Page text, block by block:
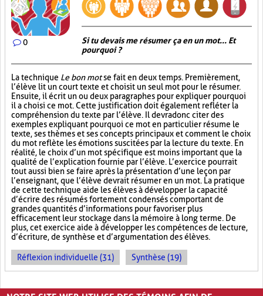
0
Si tu devais me résumer ça en un mot... Et
pourquoi ?
La technique Le bon motse fait en deux temps. Premièrement,
l’élève lit un court texte et choisit un seul mot pour le résumer.
Ensuite, il écrit un ou deux paragraphes pour expliquer pourquoi
il a choisi ce mot. Cette justification doit également refléter la
compréhension du texte par l’élève. Il devra donc citer des
exemples expliquant pourquoi ce mot en particulier résume le
texte, ses thèmes et ses concepts principaux et comment le choix
du mot reflète les émotions suscitées par la lecture du texte. En
réalité, le choix d’un mot spécifique est moins important que la
qualité de l’explication fournie par l’élève. L’exercice pourrait
tout aussi bien se faire après la présentation d’une leçon par
l’enseignant, que l’élève devrait résumer en un mot. La pratique
de cette technique aide les élèves à développer la capacité
d’écrire des résumés fortement condensés comportant de
grandes quantités d’informations pour favoriser plus
efficacement leur stockage dans la mémoire à long terme. De
plus, cet exercice aide à développer les compétences de lecture,
d’écriture, de synthèse et d’argumentation des élèves.
Réflexion individuelle (31) Synthèse (19)
PAGES